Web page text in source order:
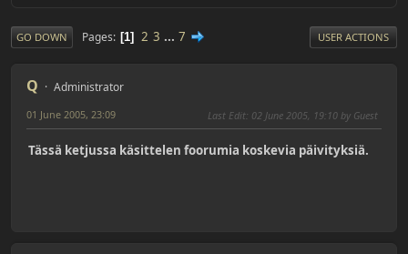
GO DOWN Pages 1 2 3 ... 7 USER ACTIONS
Q Administrator
01 June 2005, 23:09 Last Edit: 02 June 2005, 19:10 by Guest
Tässä ketjussa käsittelen foorumia koskevia päivityksiä.